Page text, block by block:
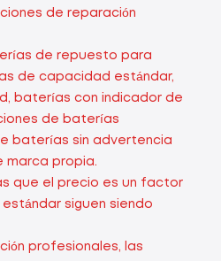
de reparación
de repuesto para
de capacidad estándar,
baterías con indicador de
de baterías
baterías sin advertencia
marca propia.
que el precio es un factor
siguen siendo
profesionales, las